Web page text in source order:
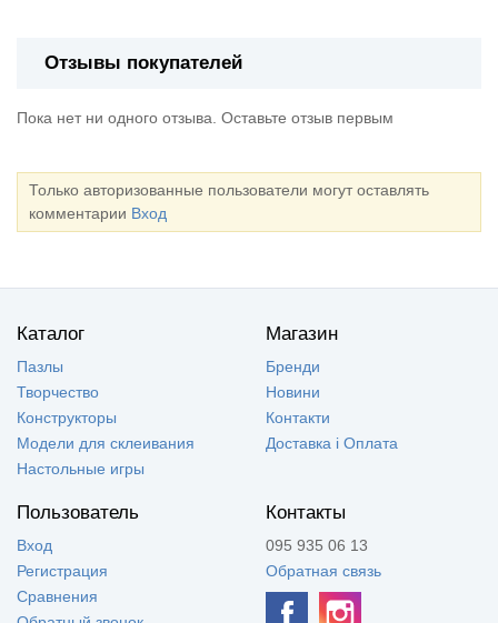
Отзывы покупателей
Пока нет ни одного отзыва. Оставьте отзыв первым
Только авторизованные пользователи могут оставлять
комментарии Вход
Каталог
Пазлы
Творчество
Конструкторы
Модели для склеивания
Настольные игры
Магазин
Бренди
Новини
Контакти
Доставка і Оплата
Пользователь
Вход
Регистрация
Сравнения
Контакты
095 935 06 13
Обратная связь